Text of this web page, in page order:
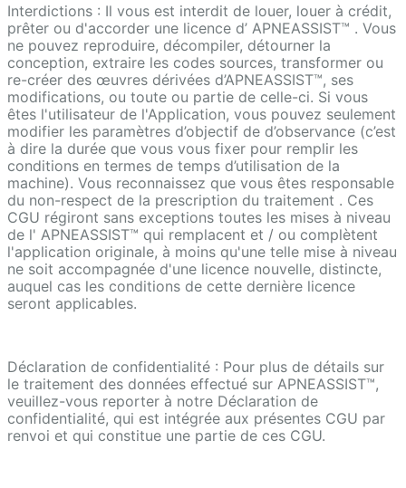
Interdictions : Il vous est interdit de louer, louer à crédit,
prêter ou d'accorder une licence d’ APNEASSIST™ . Vous
ne pouvez reproduire, décompiler, détourner la
conception, extraire les codes sources, transformer ou
re-créer des œuvres dérivées d’APNEASSIST™, ses
modifications, ou toute ou partie de celle-ci. Si vous
êtes l'utilisateur de l'Application, vous pouvez seulement
modifier les paramètres d’objectif de d’observance (c’est
à dire la durée que vous vous fixer pour remplir les
conditions en termes de temps d’utilisation de la
machine). Vous reconnaissez que vous êtes responsable
du non-respect de la prescription du traitement . Ces
CGU régiront sans exceptions toutes les mises à niveau
de l' APNEASSIST™ qui remplacent et / ou complètent
l'application originale, à moins qu'une telle mise à niveau
ne soit accompagnée d'une licence nouvelle, distincte,
auquel cas les conditions de cette dernière licence
seront applicables.
Déclaration de confidentialité : Pour plus de détails sur
le traitement des données effectué sur APNEASSIST™,
veuillez-vous reporter à notre Déclaration de
confidentialité, qui est intégrée aux présentes CGU par
renvoi et qui constitue une partie de ces CGU.